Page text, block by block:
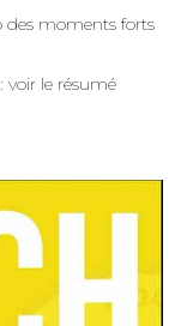
des moments forts
le résumé